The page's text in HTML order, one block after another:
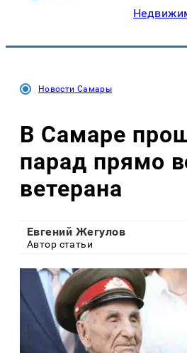
Новости Самары
В Самаре
парад прямо
ветерана
Евгений Жегулов
Автор статьи